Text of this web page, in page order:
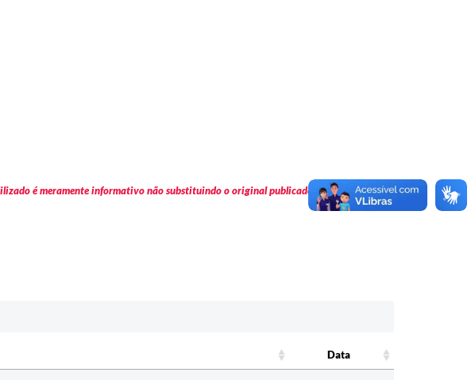
é meramente informativo não substituindo o original publicado em Diário Oficial.
Data